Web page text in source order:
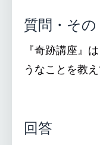
質問・その
『奇跡講座』
うなことを教
回答